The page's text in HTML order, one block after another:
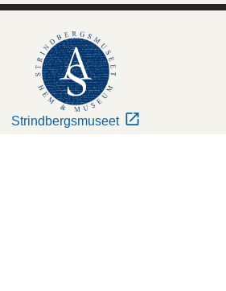
Strindbergsmuseet